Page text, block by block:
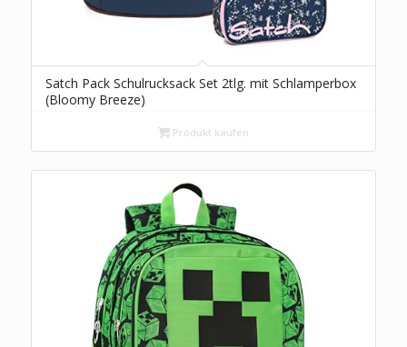
Satch Pack Schulrucksack Set 2tlg. mit Schlamperbox
(Bloomy Breeze)
Produkt kaufen